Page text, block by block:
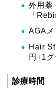
外用薬
「
AGA
Hair
円+1
診療時間